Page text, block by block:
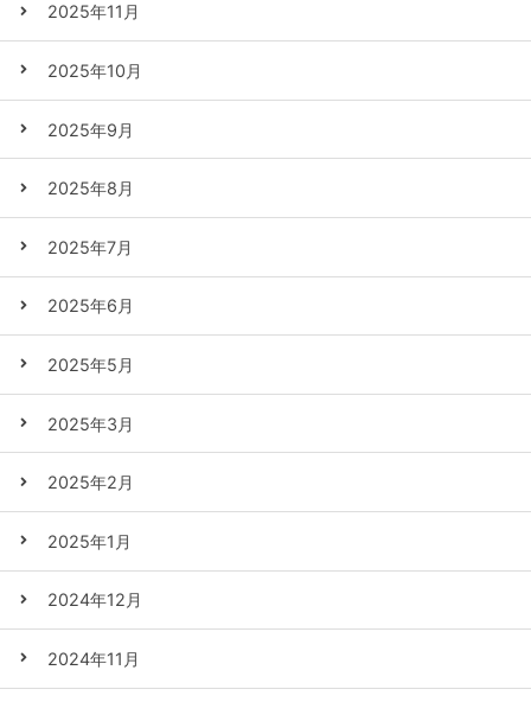
2025年11月
2025年10月
2025年9月
2025年8月
2025年7月
2025年6月
2025年5月
2025年3月
2025年2月
2025年1月
2024年12月
2024年11月